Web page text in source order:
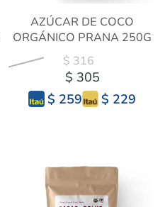
AZÚCAR DE COCO
ORGÁNICO PRANA 250G
$ 316
$ 305
$ 259
$ 229